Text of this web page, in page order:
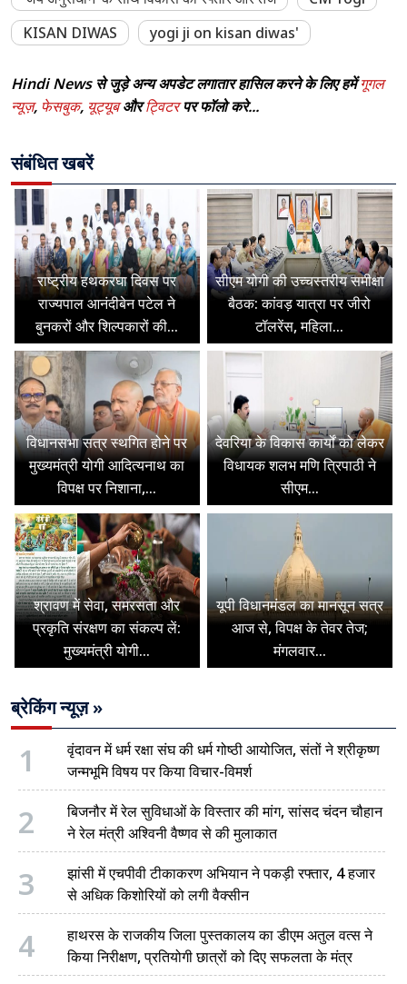
KISAN DIWAS
yogi ji on kisan diwas'
Hindi News से जुड़े अन्य अपडेट लगातार हासिल करने के लिए हमेंगूगल
न्यूज़, फेसबुक, यूट्यूबऔरट्विटरपर फॉलो करे...
संबंधित खबरें
राष्ट्रीय हथकरघा दिवस पर
राज्यपाल आनंदीबेन पटेल ने
बुनकरों और शिल्पकारों की...
सीएम योगी की उच्चस्तरीय समीक्षा
बैठक: कांवड़ यात्रा पर जीरो
टॉलरेंस, महिला...
विधानसभा सत्र स्थगित होने पर
मुख्यमंत्री योगी आदित्यनाथ का
विपक्ष पर निशाना,...
देवरिया के विकास कार्यों को लेकर
विधायक शलभ मणि त्रिपाठी ने
सीएम...
श्रावण में सेवा, समरसता और
प्रकृति संरक्षण का संकल्प लें:
मुख्यमंत्री योगी...
यूपी विधानमंडल का मानसून सत्र
आज से, विपक्ष के तेवर तेज;
मंगलवार...
ब्रेकिंग न्यूज़ »
1
वृंदावन में धर्म रक्षा संघ की धर्म गोष्ठी आयोजित, संतों ने श्रीकृष्ण
जन्मभूमि विषय पर किया विचार-विमर्श
2
बिजनौर में रेल सुविधाओं के विस्तार की मांग, सांसद चंदन चौहान
ने रेल मंत्री अश्विनी वैष्णव से की मुलाकात
3
झांसी में एचपीवी टीकाकरण अभियान ने पकड़ी रफ्तार, 4 हजार
से अधिक किशोरियों को लगी वैक्सीन
4
हाथरस के राजकीय जिला पुस्तकालय का डीएम अतुल वत्स ने
किया निरीक्षण, प्रतियोगी छात्रों को दिए सफलता के मंत्र